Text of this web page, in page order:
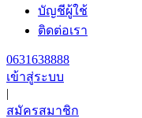
บัญชีผู้ใช้
ติดต่อเรา
0631638888
เข้าสู่ระบบ
|
สมัครสมาชิก